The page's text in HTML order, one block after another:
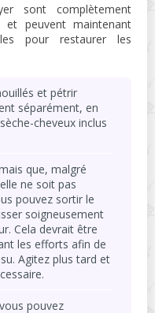
sont complètement
et peuvent maintenant
pour restaurer les
et pétrir
séparément, en
cheveux inclus
que, malgré
ne soit pas
pouvez sortir le
soigneusement
Cela devrait être
les efforts afin de
Agitez plus tard et
pouvez